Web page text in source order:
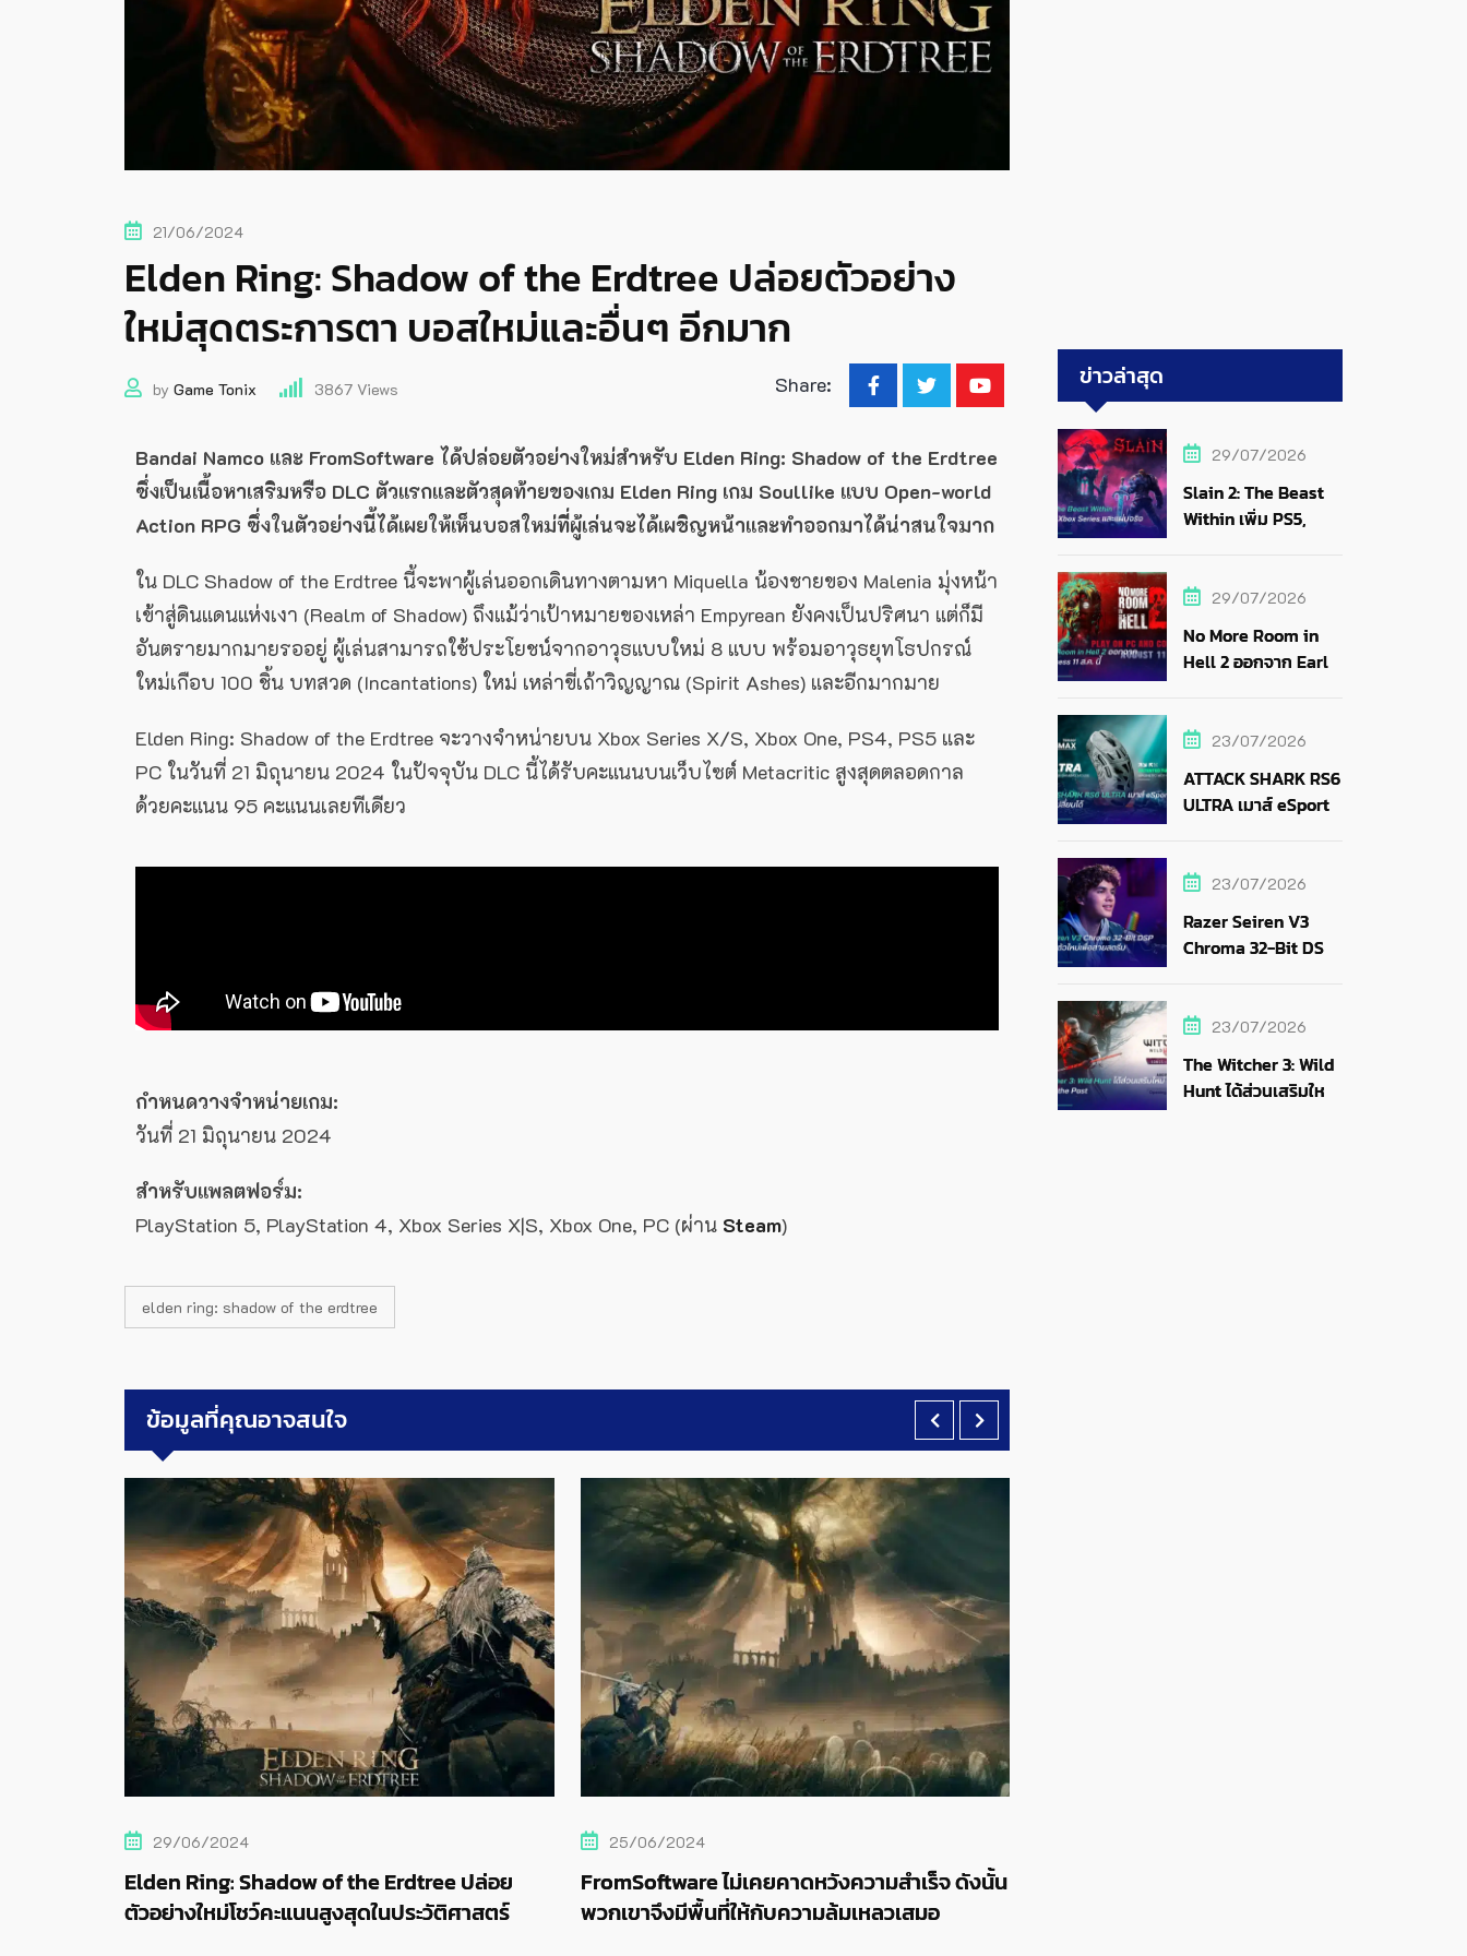
21/06/2024
Elden Ring: Shadow of the Erdtree ปล่อยตัวอย่าง
ใหม่สุดตระการตา บอสใหม่และอื่นๆ อีกมาก
by Game Tonix 3867 Views Share:
Bandai Namco และ FromSoftware ได้ปล่อยตัวอย่างใหม่สำหรับ Elden Ring: Shadow of the Erdtree
ซึ่งเป็นเนื้อหาเสริมหรือ DLC ตัวแรกและตัวสุดท้ายของเกม Elden Ring เกม Soullike แบบ Open-world
Action RPG ซึ่งในตัวอย่างนี้ได้เผยให้เห็นบอสใหม่ที่ผู้เล่นจะได้เผชิญหน้าและทำออกมาได้น่าสนใจมาก
ใน DLC Shadow of the Erdtree นี้จะพาผู้เล่นออกเดินทางตามหา Miquella น้องชายของ Malenia มุ่งหน้า
เข้าสู่ดินแดนแห่งเงา (Realm of Shadow) ถึงแม้ว่าเป้าหมายของเหล่า Empyrean ยังคงเป็นปริศนา แต่ก็มี
อันตรายมากมายรออยู่ ผู้เล่นสามารถใช้ประโยชน์จากอาวุธแบบใหม่ 8 แบบ พร้อมอาวุธยุทโธปกรณ์
ใหม่เกือบ 100 ชิ้น บทสวด (Incantations) ใหม่ เหล่าขี่เถ้าวิญญาณ (Spirit Ashes) และอีกมากมาย
Elden Ring: Shadow of the Erdtree จะวางจำหน่ายบน Xbox Series X/S, Xbox One, PS4, PS5 และ
PC ในวันที่ 21 มิถุนายน 2024 ในปัจจุบัน DLC นี้ได้รับคะแนนบนเว็บไซต์ Metacritic สูงสุดตลอดกาล
ด้วยคะแนน 95 คะแนนเลยทีเดียว
กำหนดวางจำหน่ายเกม:
วันที่ 21 มิถุนายน 2024
สำหรับแพลตฟอร์ม:
PlayStation 5, PlayStation 4, Xbox Series X|S, Xbox One, PC (ผ่าน Steam)
elden ring: shadow of the erdtree
ข้อมูลที่คุณอาจสนใจ
25/06/2024
FromSoftware ไม่เคยคาดหวังความสำเร็จ ดังนั้น
พวกเขาจึงมีพื้นที่ให้กับความล้มเหลวเสมอ
22/06/2024
Elden Ring มีผู้เล่นพร้อมกันสูงกว่า 700,000
คนบน Steam จากการเปิดตัว Shadow
ข่าวล่าสุด
29/07/2026
Slain 2: The Beast
Within เพิ่ม PS5,
29/07/2026
No More Room in
Hell 2 ออกจาก Early
23/07/2026
ATTACK SHARK RS6
ULTRA เมาส์ eSports
23/07/2026
Razer Seiren V3
Chroma 32-Bit DSP
23/07/2026
The Witcher 3: Wild
Hunt ได้ส่วนเสริมใหม่